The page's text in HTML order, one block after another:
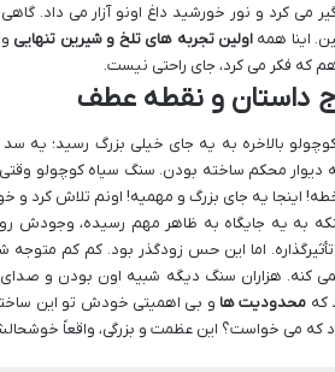
کرد و نور خورشید داغ اونو آزار می داد.
اینا همهاولین تجربه های تلخ و شیرین تنهایی
که فکر می کرد، جای راحتی نیست.
داستان و نقطه عطف
بالاخره به یه جای خیلی بزرگ رسید؛ یه
محکم ساخته بودن. سنگ سیاه کوچولو وقتی
اینجا یه جای بزرگ و مهمیه! اونم تلاش کرد
به یه جایگاه به ظاهر مهم رسیده، وجودش
اما این حس زودگذر بود. کم کم
کنه. هزاران سنگ دیگه شبیه اون بودن و
که محدودیت ها و بی اهمیتی خودش تو این
که می خواست؟ این عظمت و بزرگی، واقعاً